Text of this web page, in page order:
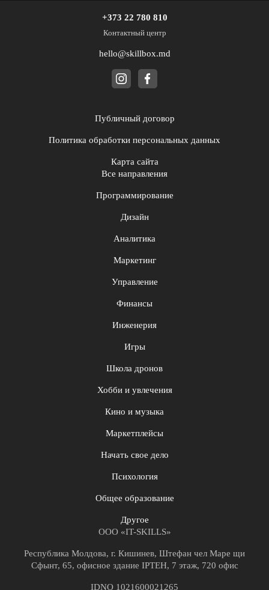
+373 22 780 810
Контактный центр
hello@skillbox.md
Публичный договор
Политика обработки персональных данных
Карта сайта
Все направления
Программирование
Дизайн
Аналитика
Маркетинг
Управление
Финансы
Инженерия
Игры
Школа дронов
Хобби и увлечения
Кино и музыка
Маркетплейсы
Начать свое дело
Психология
Общее образование
Другое
ООО «IT-SKILLS»
Республика Молдова, г. Кишинев, Штефан чел Маре щи
Сфынт, 65, офисное здание IPTEH, 7 этаж, 720 офис
IDNO 1021600021265